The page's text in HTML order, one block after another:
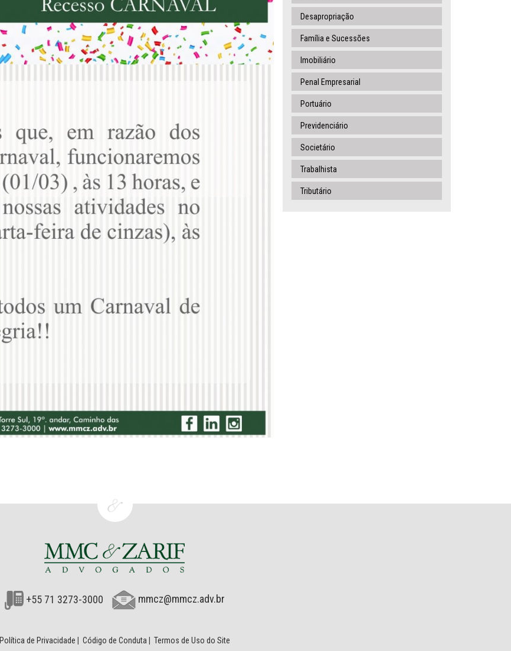
Desapropriação
Família e Sucessões
Imobiliário
Penal Empresarial
Portuário
Previdenciário
Societário
Trabalhista
Tributário
+55 71 3273-3000 mmcz@mmcz.adv.br
Política de Privacidade Código de Conduta Termos de Uso do Site